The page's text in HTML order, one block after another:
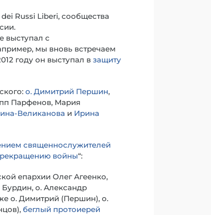
Russi Liberi, сообщества
выступал с
мы вновь встречаем
году он выступал в защиту
о. Димитрий Першин,
Парфенов, Мария
Великанова и Ирина
священнослужителей
войны“:
епархии Олег Агеенко,
о. Александр
о. Димитрий (Першин), о.
беглый протоиерей